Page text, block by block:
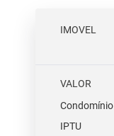
IMOVEL
VALOR
Condomínio
IPTU